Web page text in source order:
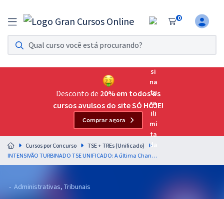
0
Assinatura Ilimitada 11
Acesso a todos os cursos. Teste grátis por 7 dias!
Assinatura OAB Até Passar
Acesso ilimitado a toda preparação para o Exame da
Residências Multiprofissionais
Preparação completa e intensiva para as principais
residências em saúde do Brasil
Desconto de 20% em todos os
cursos avulsos do site SÓ HOJE!
Comprar agora
Cursos por Concurso
TSE + TREs (Unificado)
INTENSIVÃO TURBINADO TSE UNIFICADO: A última Chance - Cargo 1: Analista Judiciário - Área: Administrativa
- Administrativas, Tribunais